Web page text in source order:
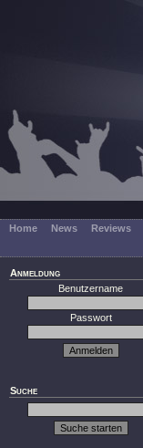
Home News Reviews
Anmeldung
Benutzername
Passwort
Suche